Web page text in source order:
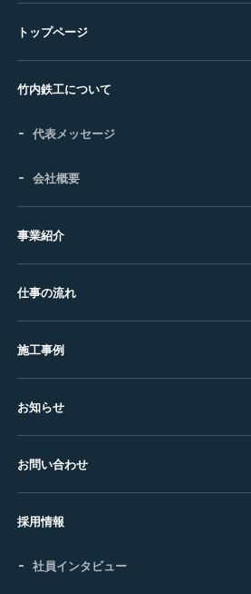
トップページ
竹内鉄工について
代表メッセージ
会社概要
事業紹介
仕事の流れ
施工事例
お知らせ
お問い合わせ
採用情報
社員インタビュー